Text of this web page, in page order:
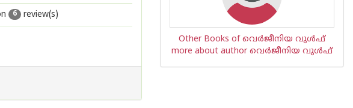
6 review(s)
Other Books of വെര്‍ജീനിയ വുള്‍ഫ്‌
more about author വെര്‍ജീനിയ വുള്‍ഫ്‌